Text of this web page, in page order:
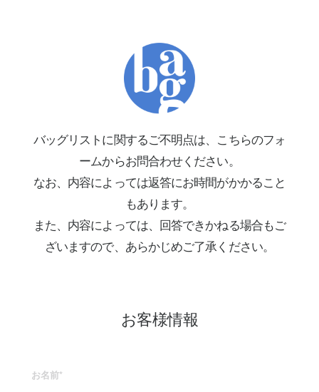
バッグリストに関するご不明点は、こちらのフォ
ームからお問合わせください。
なお、内容によっては返答にお時間がかかること
もあります。
また、内容によっては、回答できかねる場合もご
ざいますので、あらかじめご了承ください。
お客様情報
お名前*